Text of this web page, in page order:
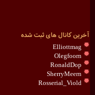
آخرین کانال های ثبت شده
Elliottmag
Olegfoorn
RonaldDop
SherryMeern
Rosserial_Viold